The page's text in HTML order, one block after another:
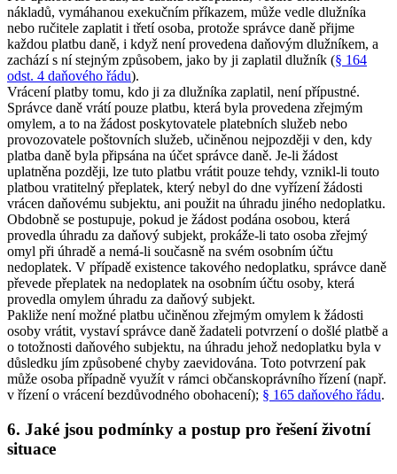
nákladů, vymáhanou exekučním příkazem, může vedle dlužníka
nebo ručitele zaplatit i třetí osoba, protože správce daně přijme
každou platbu daně, i když není provedena daňovým dlužníkem, a
zachází s ní stejným způsobem, jako by ji zaplatil dlužník (§ 164
odst. 4 daňového řádu).
Vrácení platby tomu, kdo ji za dlužníka zaplatil, není přípustné.
Správce daně vrátí pouze platbu, která byla provedena zřejmým
omylem, a to na žádost poskytovatele platebních služeb nebo
provozovatele poštovních služeb, učiněnou nejpozději v den, kdy
platba daně byla připsána na účet správce daně. Je-li žádost
uplatněna později, lze tuto platbu vrátit pouze tehdy, vznikl-li touto
platbou vratitelný přeplatek, který nebyl do dne vyřízení žádosti
vrácen daňovému subjektu, ani použit na úhradu jiného nedoplatku.
Obdobně se postupuje, pokud je žádost podána osobou, která
provedla úhradu za daňový subjekt, prokáže-li tato osoba zřejmý
omyl při úhradě a nemá-li současně na svém osobním účtu
nedoplatek. V případě existence takového nedoplatku, správce daně
převede přeplatek na nedoplatek na osobním účtu osoby, která
provedla omylem úhradu za daňový subjekt.
Pakliže není možné platbu učiněnou zřejmým omylem k žádosti
osoby vrátit, vystaví správce daně žadateli potvrzení o došlé platbě a
o totožnosti daňového subjektu, na úhradu jehož nedoplatku byla v
důsledku jím způsobené chyby zaevidována. Toto potvrzení pak
může osoba případně využít v rámci občanskoprávního řízení (např.
v řízení o vrácení bezdůvodného obohacení); § 165 daňového řádu.
6. Jaké jsou podmínky a postup pro řešení životní
situace